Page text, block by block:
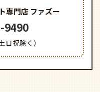
専門店 ファズー
9490
日祝除く）